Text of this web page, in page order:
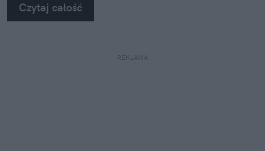
Czytaj całość
REKLAMA